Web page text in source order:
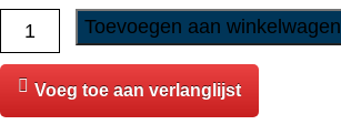
Trixie
-
Puppy
Pads
Toevoegen aan winkelwagen
Voeg toe aan verlanglijst